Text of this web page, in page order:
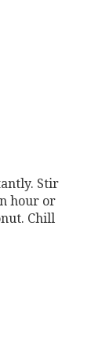
Stir
hour or
Chill